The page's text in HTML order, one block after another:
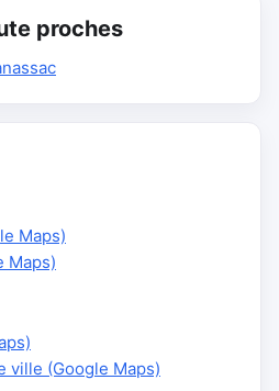
proches
Maps)
Maps)
ville (Google Maps)